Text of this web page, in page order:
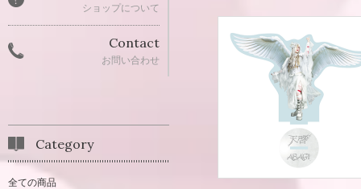
ショップについて
Contact
お問い合わせ
Category
全ての商品